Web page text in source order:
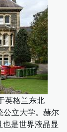
英格兰东北
公立大学。赫尔
是世界液晶显